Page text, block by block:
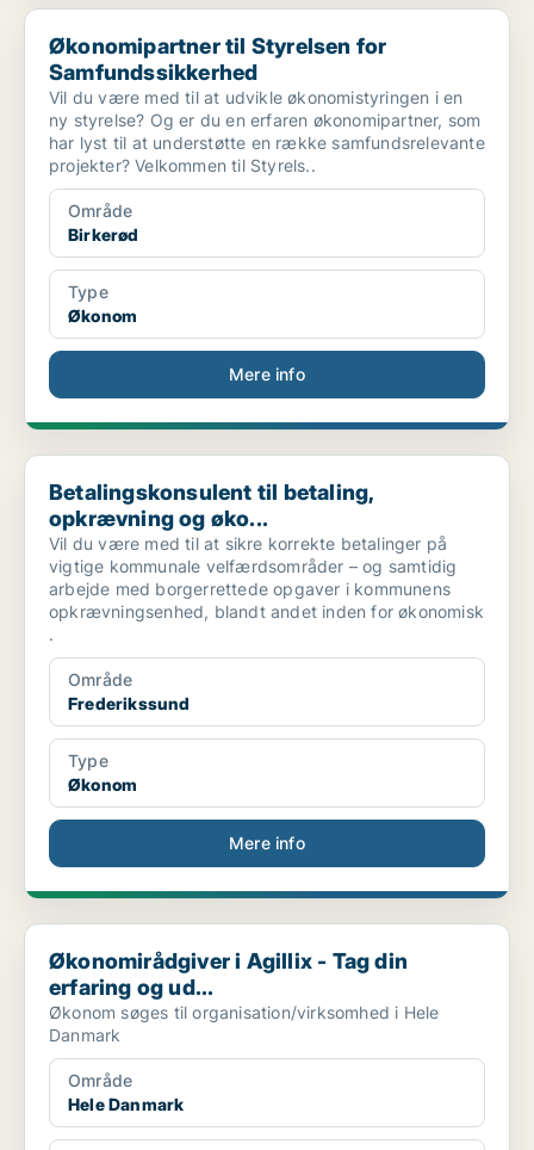
Økonomipartner til Styrelsen for Samfundssikkerhed
Økonomipartner til Styrelsen for
Samfundssikkerhed
Vil du være med til at udvikle økonomistyringen i en
ny styrelse? Og er du en erfaren økonomipartner, som
har lyst til at understøtte en række samfundsrelevante
projekter? Velkommen til Styrels..
Område
Birkerød
Type
Økonom
Mere info
Betalingskonsulent til betaling, opkrævning og øko...
Betalingskonsulent til betaling,
opkrævning og øko...
Vil du være med til at sikre korrekte betalinger på
vigtige kommunale velfærdsområder – og samtidig
arbejde med borgerrettede opgaver i kommunens
opkrævningsenhed, blandt andet inden for økonomisk
.
Område
Frederikssund
Type
Økonom
Mere info
Økonomirådgiver i Agillix - Tag din erfaring og ud...
Økonomirådgiver i Agillix - Tag din
erfaring og ud...
Økonom søges til organisation/virksomhed i Hele
Danmark
Område
Hele Danmark